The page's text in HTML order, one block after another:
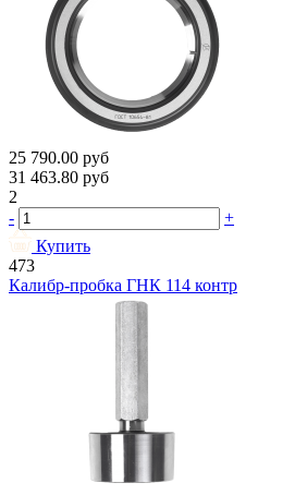
25 790.00 руб
31 463.80 руб
2
-
+
Купить
473
Калибр-пробка ГНК 114 контр